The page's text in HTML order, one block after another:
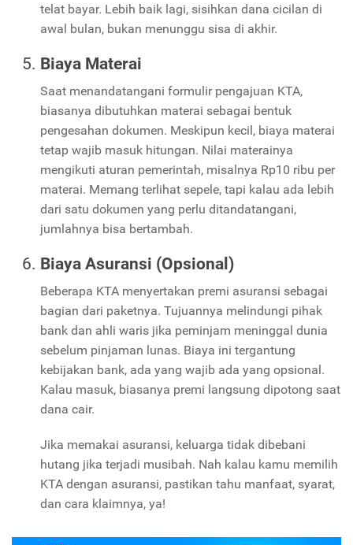
telat bayar. Lebih baik lagi, sisihkan dana cicilan di
awal bulan, bukan menunggu sisa di akhir.
Biaya Materai
Saat menandatangani formulir pengajuan KTA,
biasanya dibutuhkan materai sebagai bentuk
pengesahan dokumen. Meskipun kecil, biaya materai
tetap wajib masuk hitungan. Nilai materainya
mengikuti aturan pemerintah, misalnya Rp10 ribu per
materai. Memang terlihat sepele, tapi kalau ada lebih
dari satu dokumen yang perlu ditandatangani,
jumlahnya bisa bertambah.
Biaya Asuransi (Opsional)
Beberapa KTA menyertakan premi asuransi sebagai
bagian dari paketnya. Tujuannya melindungi pihak
bank dan ahli waris jika peminjam meninggal dunia
sebelum pinjaman lunas. Biaya ini tergantung
kebijakan bank, ada yang wajib ada yang opsional.
Kalau masuk, biasanya premi langsung dipotong saat
dana cair.
Jika memakai asuransi, keluarga tidak dibebani
hutang jika terjadi musibah. Nah kalau kamu memilih
KTA dengan asuransi, pastikan tahu manfaat, syarat,
dan cara klaimnya, ya!